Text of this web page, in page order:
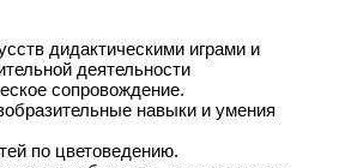
дидактическими играми и
деятельности
сопровождение.
навыки и умения
по цветоведению.